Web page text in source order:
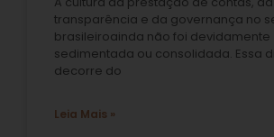
transparência e da governança no
brasileiroainda não foi devidamente
sedimentada ou consolidada. Essa
decorre do
Leia Mais »